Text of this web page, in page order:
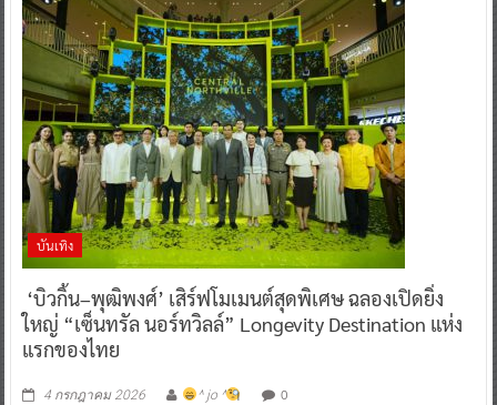
บันเทิง
‘บิวกิ้น–พุฒิพงศ์’ เสิร์ฟโมเมนต์สุดพิเศษ ฉลองเปิดยิ่ง
ใหญ่ “เซ็นทรัล นอร์ทวิลล์” Longevity Destination แห่ง
แรกของไทย
4 กรกฎาคม 2026 ^ jo ^ 0